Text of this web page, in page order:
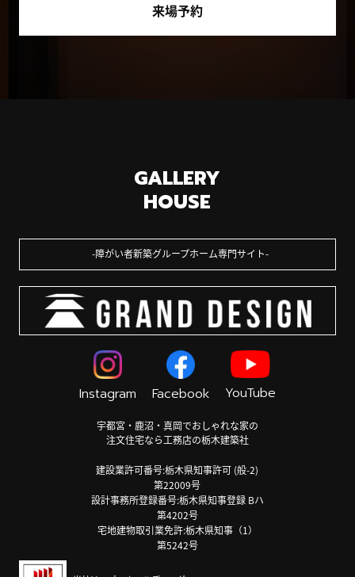
来場予約
GALLERY
HOUSE
障がい者新築グループホーム専門サイト
Instagram Facebook YouTube
宇都宮・鹿沼・真岡でおしゃれな家の
注文住宅なら工務店の栃木建築社
建設業許可番号:栃木県知事許可 (般-2)
第22009号
設計事務所登録番号:栃木県知事登録 Bハ
第4202号
宅地建物取引業免許:栃木県知事（1）
第5242号